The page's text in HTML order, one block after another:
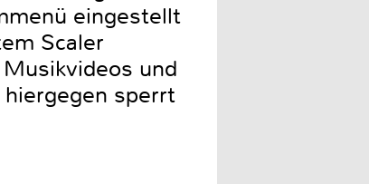
eingestellt
Scaler
und
sperrt